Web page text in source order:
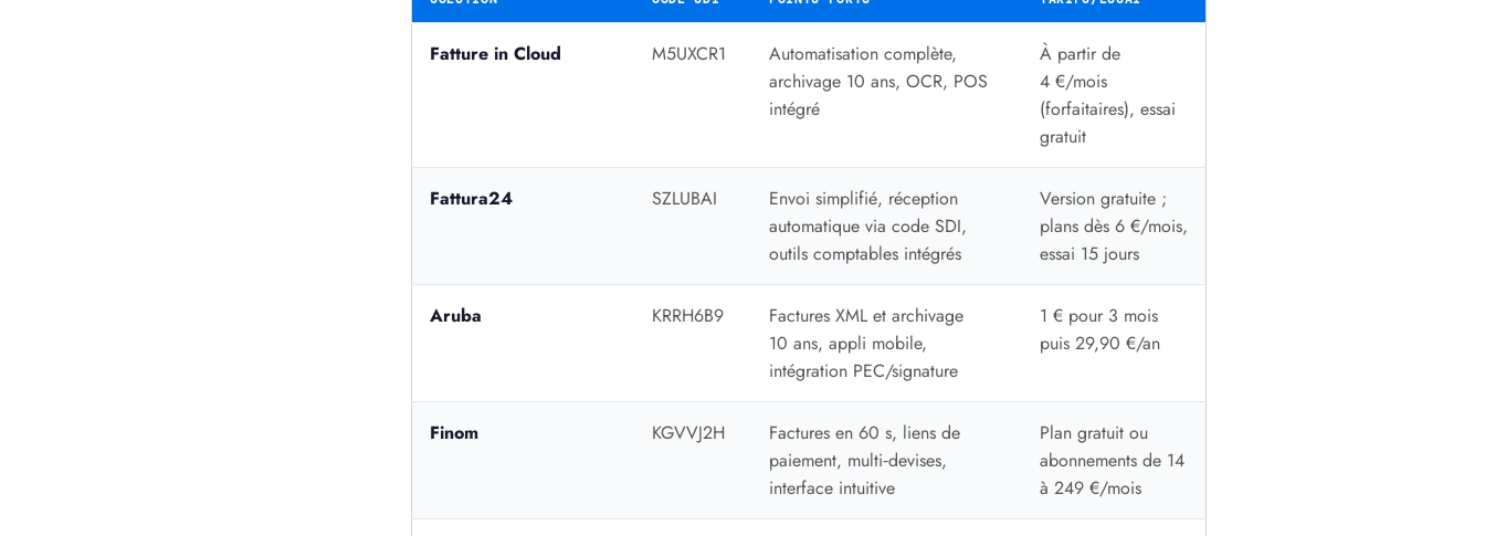
Fatture in Cloud M5UXCR1
Automatisation complète,
archivage 10 ans, OCR, POS
intégré
À partir de
4 €/mois
(forfaitaires), essai
gratuit
Fattura24 SZLUBAI
Envoi simplifié, réception
automatique via code SDI,
outils comptables intégrés
Version gratuite ;
plans dès 6 €/mois,
essai 15 jours
Aruba KRRH6B9
Factures XML et archivage
10 ans, appli mobile,
intégration PEC/signature
1 € pour 3 mois
puis 29,90 €/an
Finom KGVVJ2H
Factures en 60 s, liens de
paiement, multi‑devises,
interface intuitive
Plan gratuit ou
abonnements de 14
à 249 €/mois